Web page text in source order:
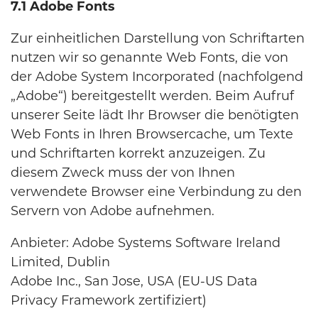
7.1 Adobe Fonts
Zur einheitlichen Darstellung von Schriftarten
nutzen wir so genannte Web Fonts, die von
der Adobe System Incorporated (nachfolgend
„Adobe“) bereitgestellt werden. Beim Aufruf
unserer Seite lädt Ihr Browser die benötigten
Web Fonts in Ihren Browsercache, um Texte
und Schriftarten korrekt anzuzeigen. Zu
diesem Zweck muss der von Ihnen
verwendete Browser eine Verbindung zu den
Servern von Adobe aufnehmen.
Anbieter: Adobe Systems Software Ireland
Limited, Dublin
Adobe Inc., San Jose, USA (EU-US Data
Privacy Framework zertifiziert)